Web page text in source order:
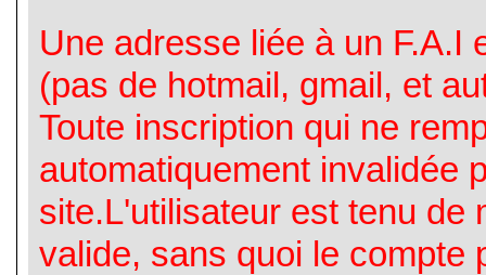
Une adresse liée à un F.A.I
(pas de hotmail, gmail, et
Toute inscription qui ne
automatiquement invalidée
site.L'utilisateur est tenu de
valide, sans quoi le compte